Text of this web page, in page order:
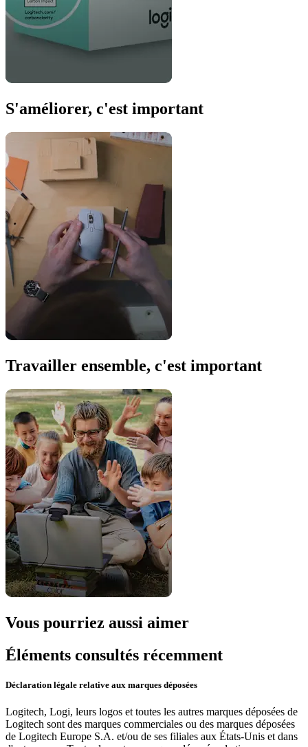
S'améliorer, c'est important
Travailler ensemble, c'est important
Vous pourriez aussi aimer
Éléments consultés récemment
Déclaration légale relative aux marques déposées
Logitech, Logi, leurs logos et toutes les autres marques déposées de
Logitech sont des marques commerciales ou des marques déposées
de Logitech Europe S.A. et/ou de ses filiales aux États-Unis et dans